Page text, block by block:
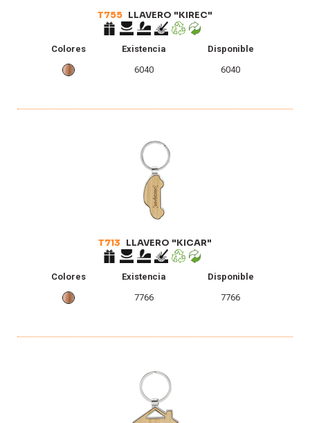
T755 LLAVERO "KIREC"
Colores Existencia
Disponible
6040
6040
T713 LLAVERO "KICAR"
Colores Existencia
Disponible
7766
7766